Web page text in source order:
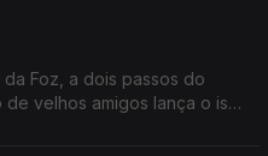
Foz, a dois passos do
velhos amigos lança o isco